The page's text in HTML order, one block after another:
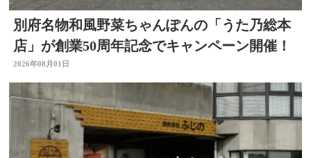
別府名物和風野菜ちゃんぽんの「うた乃総本
店」が創業50周年記念でキャンペーン開催！
2026年08月01日